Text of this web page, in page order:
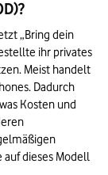
„Bring dein
ihr privates
Meist handelt
Dadurch
Kosten und
dieses Modell